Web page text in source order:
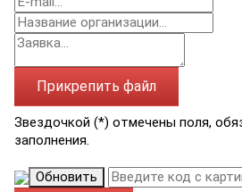
Прикрепить файл
Звездочкой (*) отмечены поля,
заполнения.
Обновить